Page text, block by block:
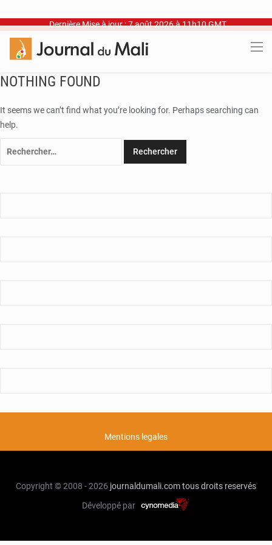
Dernière Mise à jour : 7 août 2026 à 11h10 GMT
NOTHING FOUND
It seems we can’t find what you’re looking for. Perhaps searching can
help.
Mentions legales
Copyright © 2008 - 2026 journaldumali.comtous droits reservés
Développé par